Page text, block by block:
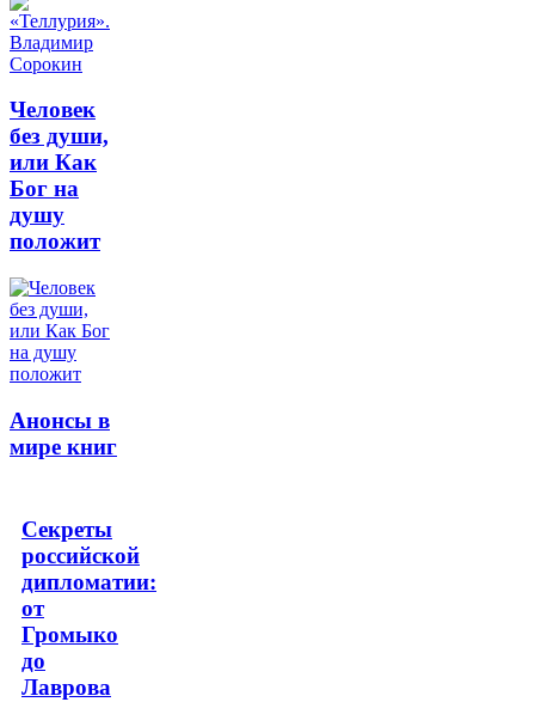
Человек
без души,
или Как
Бог на
душу
положит
Анонсы в
мире книг
Секреты
российской
дипломатии:
от
Громыко
до
Лаврова